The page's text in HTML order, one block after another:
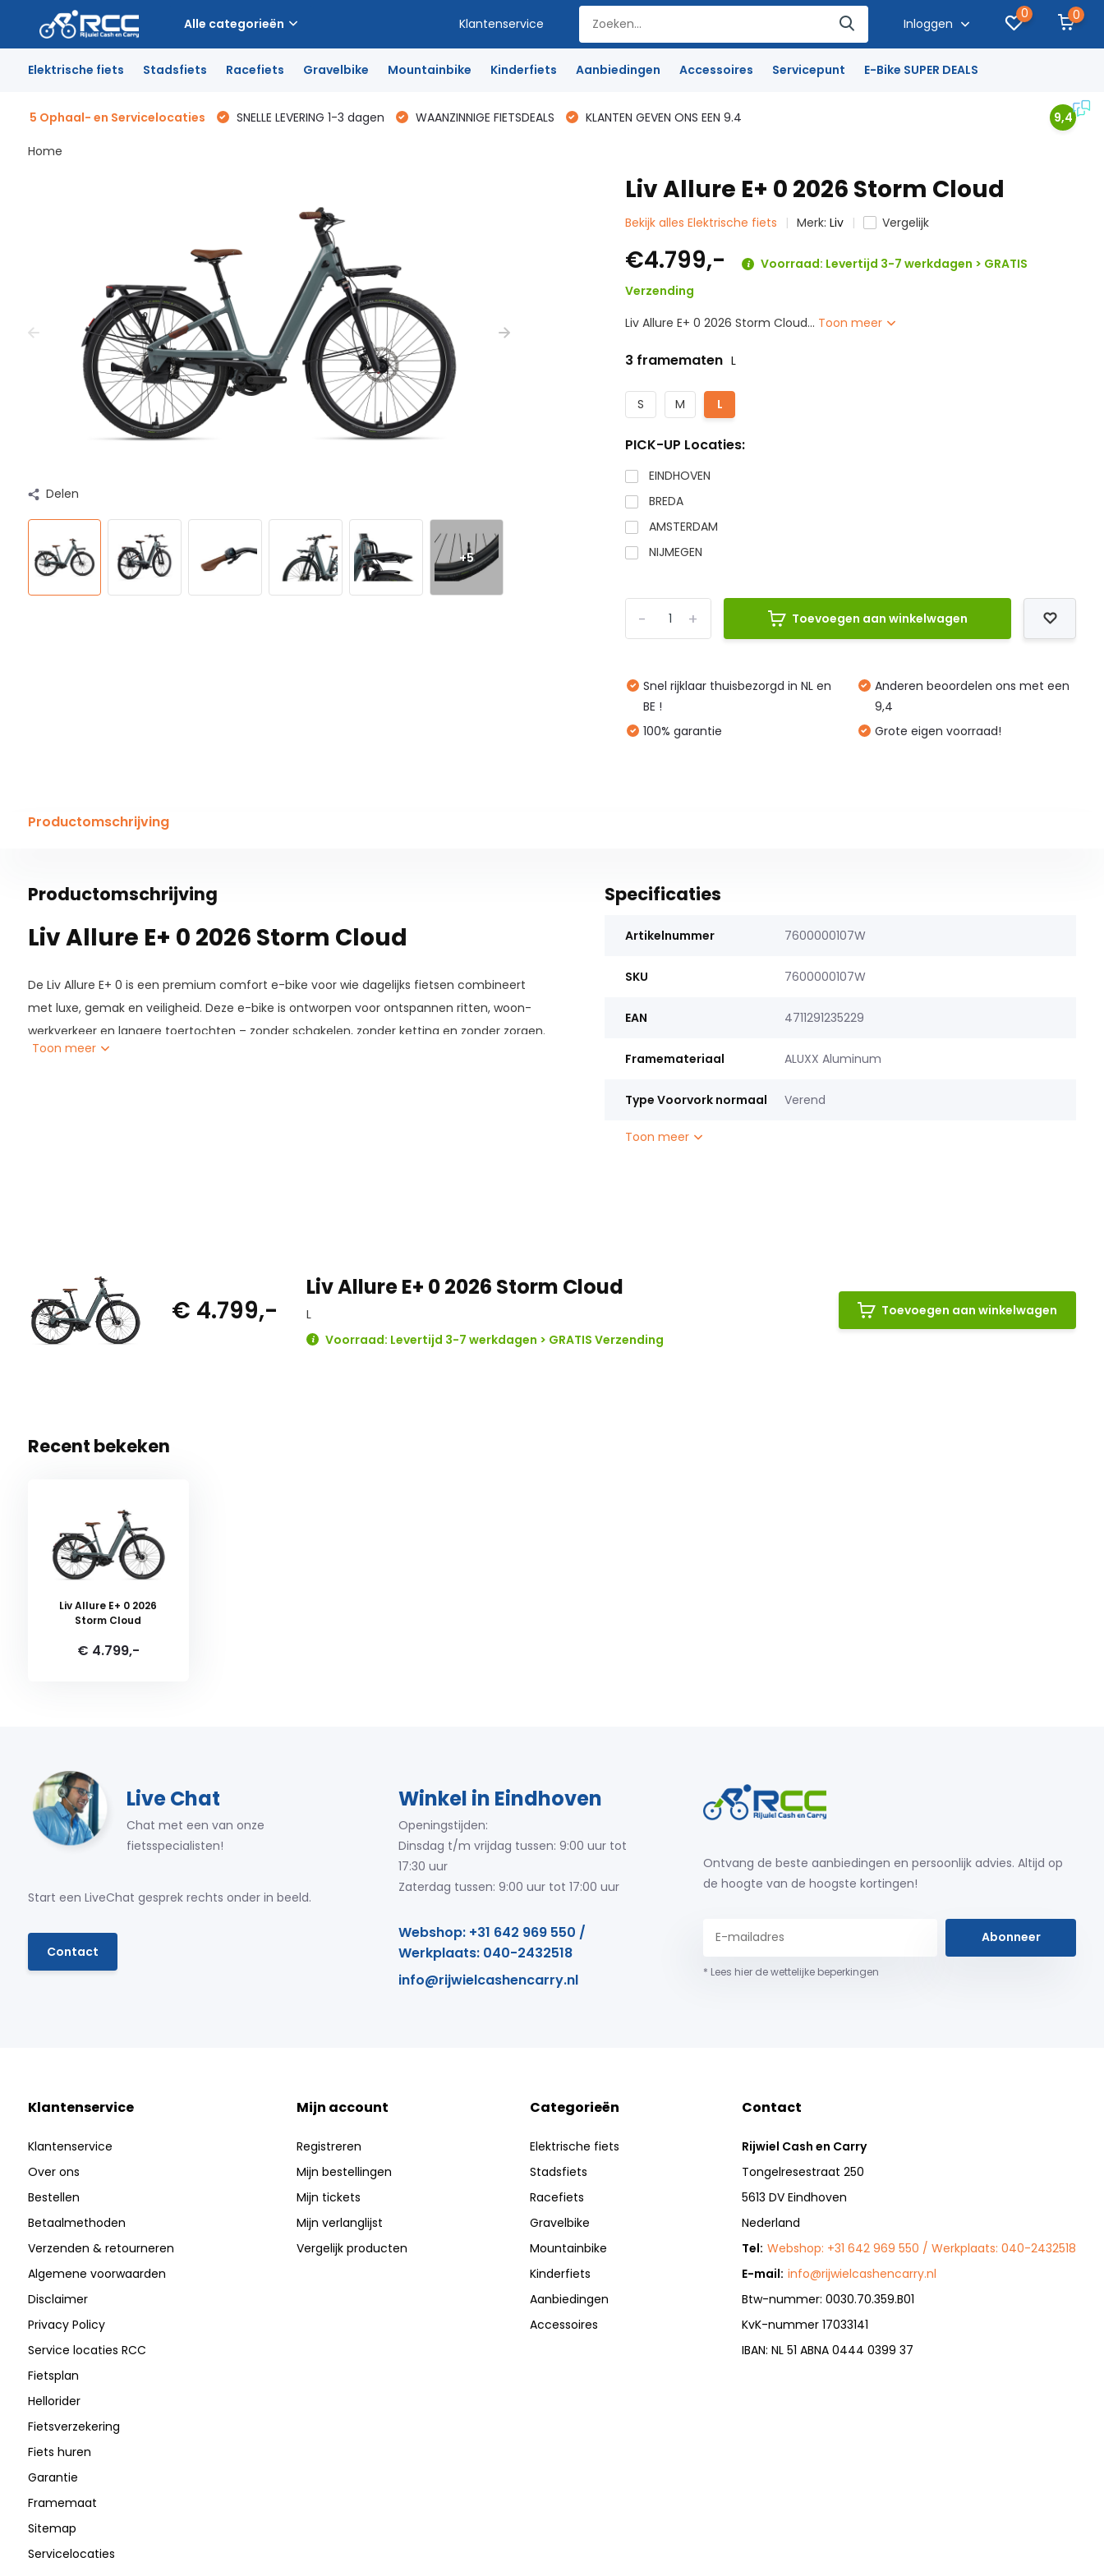
Alle categorieën Klantenservice Inloggen
0 0
Elektrische fiets Stadsfiets Racefiets Gravelbike Mountainbike Kinderfiets Aanbiedingen Accessoires Servicepunt E-Bike SUPER DEALS
5 Ophaal- en Servicelocaties SNELLE LEVERING 1-3 dagen WAANZINNIGE FIETSDEALS KLANTEN GEVEN ONS EEN 9.4 9,4
Home
Delen
+5
Liv Allure E+ 0 2026 Storm Cloud
Bekijk alles Elektrische fiets Merk:Liv Vergelijk
€4.799,-
Voorraad: Levertijd 3-7 werkdagen > GRATIS
Verzending
Liv Allure E+ 0 2026 Storm Cloud... Toon meer
3 framematen L
S M L
PICK-UP Locaties:
EINDHOVEN
BREDA
AMSTERDAM
NIJMEGEN
+
- Toevoegen aan winkelwagen
Snel rijklaar thuisbezorgd in NL en
BE !
100% garantie
Anderen beoordelen ons met een
9,4
Grote eigen voorraad!
Productomschrijving
Productomschrijving
Liv Allure E+ 0 2026 Storm Cloud
De Liv Allure E+ 0 is een premium comfort e-bike voor wie dagelijks fietsen combineert
met luxe, gemak en veiligheid. Deze e-bike is ontworpen voor ontspannen ritten, woon-
werkverkeer en langere toertochten – zonder schakelen, zonder ketting en zonder zorgen.
Ideaal voor: dagelijks gebruik, comfortabel toeren, luxe stads- en buitenritten
Toon meer
Specificaties
Artikelnummer 7600000107W
SKU 7600000107W
EAN 4711291235229
Framemateriaal ALUXX Aluminum
Type Voorvork normaal Verend
Toon meer
€ 4.799,-
Liv Allure E+ 0 2026 Storm Cloud
L
Voorraad: Levertijd 3-7 werkdagen > GRATIS Verzending
Toevoegen aan winkelwagen
Recent bekeken
Liv Allure E+ 0 2026
Storm Cloud
€ 4.799,-
Live Chat
Chat met een van onze
fietsspecialisten!
Start een LiveChat gesprek rechts onder in beeld.
Contact
Winkel in Eindhoven
Openingstijden:
Dinsdag t/m vrijdag tussen: 9:00 uur tot
17:30 uur
Zaterdag tussen: 9:00 uur tot 17:00 uur
Webshop: +31 642 969 550 /
Werkplaats: 040-2432518
info@rijwielcashencarry.nl
Ontvang de beste aanbiedingen en persoonlijk advies. Altijd op
de hoogte van de hoogste kortingen!
Abonneer
* Lees hier de wettelijke beperkingen
Klantenservice
Klantenservice
Over ons
Bestellen
Betaalmethoden
Verzenden & retourneren
Algemene voorwaarden
Disclaimer
Privacy Policy
Service locaties RCC
Fietsplan
Hellorider
Fietsverzekering
Fiets huren
Garantie
Framemaat
Sitemap
Servicelocaties
Mijn account
Registreren
Mijn bestellingen
Mijn tickets
Mijn verlanglijst
Vergelijk producten
Categorieën
Elektrische fiets
Stadsfiets
Racefiets
Gravelbike
Mountainbike
Kinderfiets
Aanbiedingen
Accessoires
Contact
Rijwiel Cash en Carry
Tongelresestraat 250
5613 DV Eindhoven
Nederland
Tel: Webshop: +31 642 969 550 / Werkplaats: 040-2432518
E-mail: info@rijwielcashencarry.nl
Btw-nummer: 0030.70.359.B01
KvK-nummer 17033141
IBAN: NL 51 ABNA 0444 0399 37